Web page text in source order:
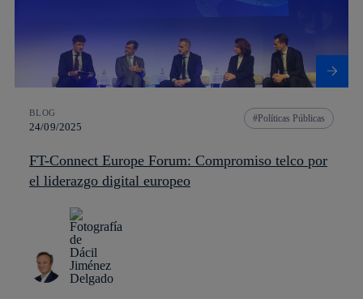
BLOG
24/09/2025
Políticas Públicas
FT-Connect Europe Forum: Compromiso telco por
el liderazgo digital europeo